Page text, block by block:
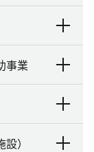
事業
）